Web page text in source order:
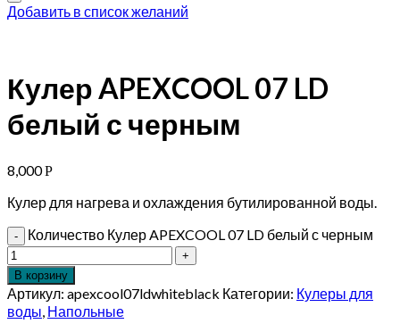
Добавить в список желаний
Кулер APEXCOOL 07 LD
белый с черным
8,000Р
Кулер для нагрева и охлаждения бутилированной воды.
Количество Кулер APEXCOOL 07 LD белый с черным
В корзину
Артикул: apexcool07ldwhiteblack Категории: Кулеры для
воды, Напольные